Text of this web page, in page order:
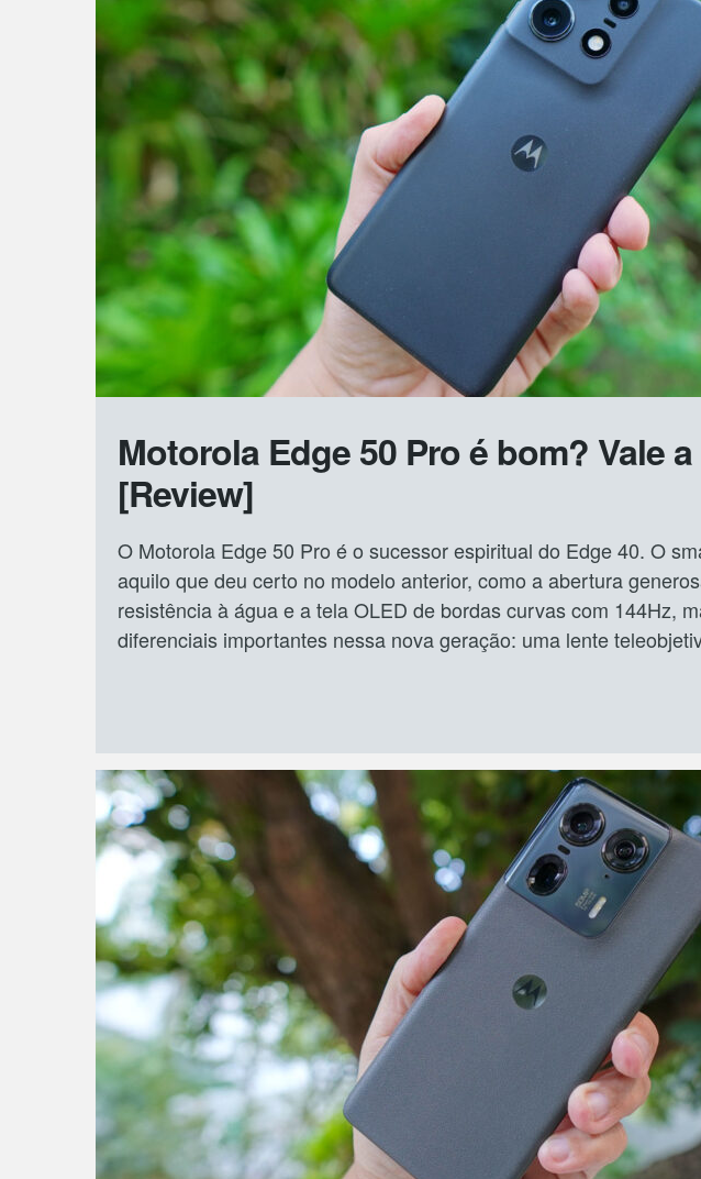
Motorola Edge 50 Pro é bom? Vale
[Review]
O Motorola Edge 50 Pro é o sucessor espiritual do Edge 40. O
aquilo que deu certo no modelo anterior, como a abertura
resistência à água e a tela OLED de bordas curvas com 144Hz,
diferenciais importantes nessa nova geração: uma lente